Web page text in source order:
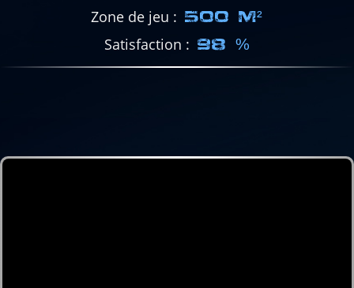
Zone de jeu 500 M²
Satisfaction 98 %